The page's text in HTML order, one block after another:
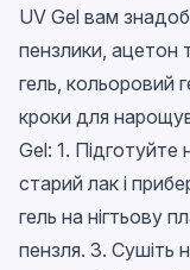
UV Gel вам
пензлики, ацетон
гель, кольоровий
кроки для
Gel: 1. Підготуйте
старий лак і
гель на нігтьову
пензля. 3. Сушіть